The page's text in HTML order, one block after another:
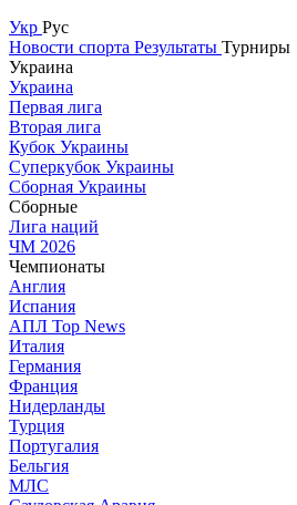
Укр Рус
Новости спорта Результаты Турниры
Украина
Украина
Первая лига
Вторая лига
Кубок Украины
Суперкубок Украины
Сборная Украины
Сборные
Лига наций
ЧМ 2026
Чемпионаты
Англия
Испания
АПЛ Top News
Италия
Германия
Франция
Нидерланды
Турция
Португалия
Бельгия
МЛС